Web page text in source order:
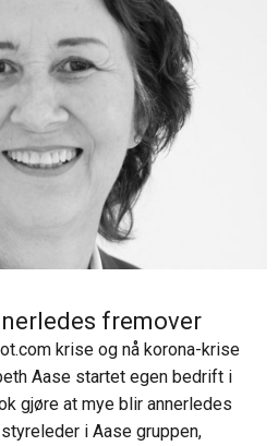
fremover
krise og nå korona-krise
Aase startet egen bedrift i
gjøre at mye blir annerledes
i Aase gruppen,